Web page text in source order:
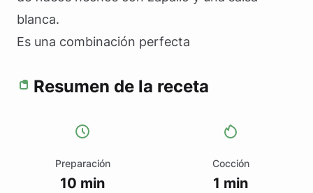
blanca.
Es una combinación perfecta
Resumen de la receta
Preparación
10 min
Cocción
1 min